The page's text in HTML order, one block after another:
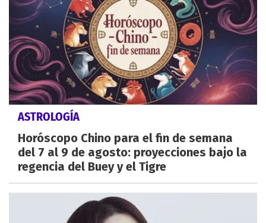
ASTROLOGÍA
Horóscopo Chino para el fin de semana
del 7 al 9 de agosto: proyecciones bajo la
regencia del Buey y el Tigre